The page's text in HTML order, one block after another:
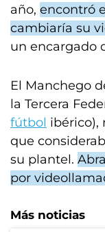
año, encontró
cambiaría su
un encargado
El Manchego
la Tercera
fútbol ibérico),
que
su plantel.
por
Más noticias